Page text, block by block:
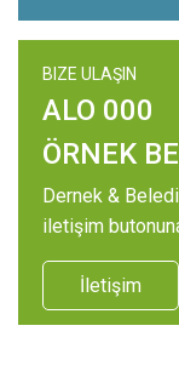
BIZE ULAŞIN
ALO 000
ÖRNEK
Dernek &
iletişim
İletişim